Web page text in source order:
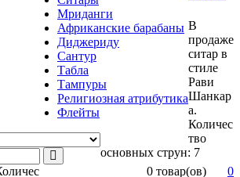
Мриданги
Африканские барабаны
Диджериду
Сантур
Табла
Тампуры
Религиозная атрибутика
Флейты
0
0 товар(ов)
В
продаже
ситар в
стиле
Рави
Шанкар
а.
Количес
тво
основных струн: 7